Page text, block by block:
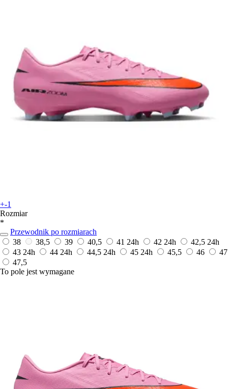
+-1
Rozmiar
*
Przewodnik po rozmiarach
38
38,5 39 40,5 41 24h 42 24h 42,5 24h
43 24h 44 24h 44,5 24h 45 24h 45,5 46
47
47,5
To pole jest wymagane